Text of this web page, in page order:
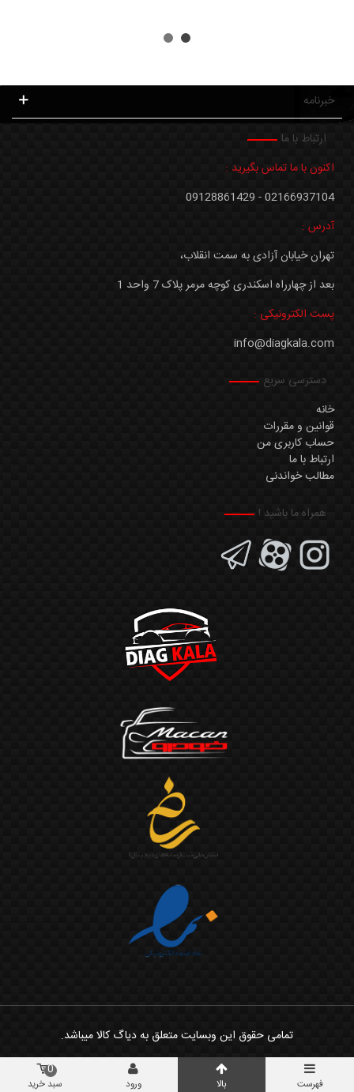
خبرنامه
ارتباط با ما
اکنون با ما تماس بگیرید :
02166937104 - 09128861429
آدرس :
تهران خیابان آزادی به سمت انقلاب،
بعد از چهارراه اسکندری کوچه مرمر پلاک 7 واحد 1
پست الکترونیکی :
info@diagkala.com
دسترسی سریع
خانه
قوانین و مقررات
حساب کاربری من
ارتباط با ما
مطالب خواندنی
همراه ما باشید !
تمامی حقوق این وبسایت متعلق به دیاگ کالا میباشد.
فهرست بالا ورود سبد خرید
0